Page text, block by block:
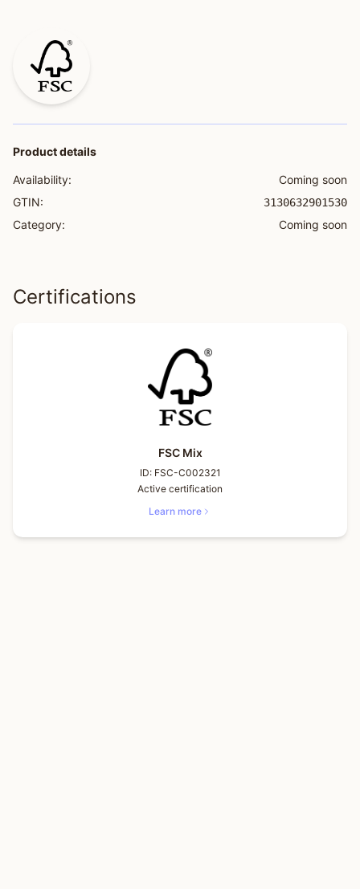
Product details
Availability:
Coming soon
GTIN:
3130632901530
Category: Coming soon
Certifications
FSC Mix
ID: FSC-C002321
Active certification
Learn more